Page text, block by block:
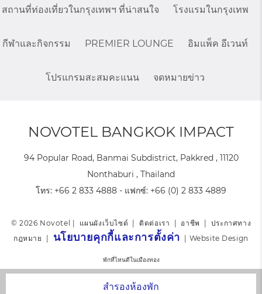
สถานที่ท่องเที่ยวในกรุงเทพฯ ที่น่าสนใจ โรงแรมในกรุงเทพ
กีฬาและกิจกรรม PREMIER LOUNGE อิมแพ็ค อีเวนท์
โปรแกรมสะสมคะแนน จดหมายข่าว
NOVOTEL BANGKOK IMPACT
94 Popular Road, Banmai Subdistrict, Pakkred , 11120
Nonthaburi , Thailand
โทร: +66 2 833 4888 - แฟกซ์: +66 (0) 2 833 4889
© 2026 Novotel | แผนผังเว็บไซต์ ติดต่อเรา อาชีพ
ประกาศทาง
กฎหมาย
นโยบายคุกกี้และการตั้งค่า Website Design
พักที่ไหนดีในเมืองทอง
สำรองห้องพัก